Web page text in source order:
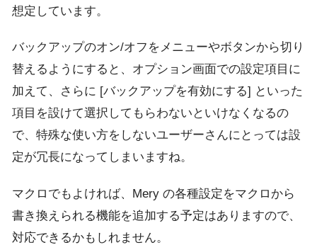
想定しています。
バックアップのオン/オフをメニューやボタンから切り
替えるようにすると、オプション画面での設定項目に
加えて、さらに [バックアップを有効にする] といった
項目を設けて選択してもらわないといけなくなるの
で、特殊な使い方をしないユーザーさんにとっては設
定が冗長になってしまいますね。
マクロでもよければ、Mery の各種設定をマクロから
書き換えられる機能を追加する予定はありますので、
対応できるかもしれません。